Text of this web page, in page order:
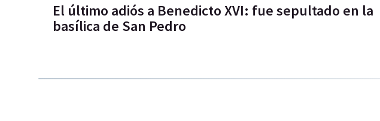
El último adiós a Benedicto XVI: fue sepultado en la
basílica de San Pedro